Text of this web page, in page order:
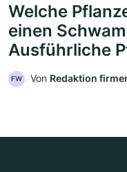
Welche
einen
Ausführliche
FW Von Redaktion